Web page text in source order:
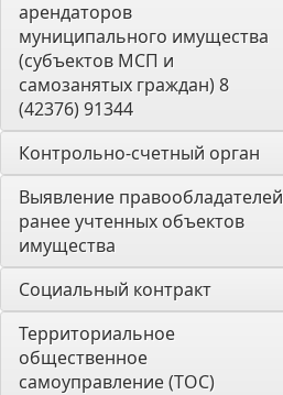
арендаторов
муниципального имущества
(субъектов МСП и
самозанятых граждан) 8
(42376) 91344
Контрольно-счетный орган
Выявление правообладателей
ранее учтенных объектов
имущества
Социальный контракт
Территориальное
общественное
самоуправление (ТОС)